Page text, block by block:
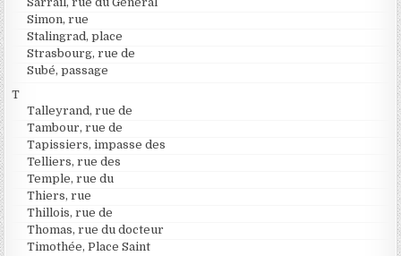
Simon, rue
Stalingrad, place
Strasbourg, rue de
Subé, passage
T
Talleyrand, rue de
Tambour, rue de
Tapissiers, impasse des
Telliers, rue des
Temple, rue du
Thiers, rue
Thillois, rue de
Thomas, rue du docteur
Timothée, Place Saint